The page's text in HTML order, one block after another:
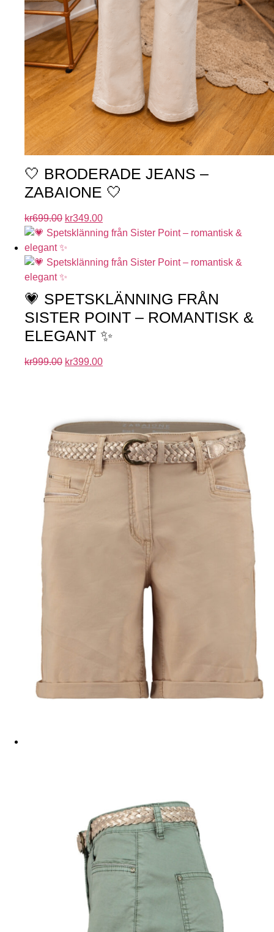
🤍 BRODERADE JEANS –
ZABAIONE 🤍
kr699.00 kr349.00
💗 SPETSKLÄNNING FRÅN
SISTER POINT – ROMANTISK &
ELEGANT ✨
kr999.00 kr399.00